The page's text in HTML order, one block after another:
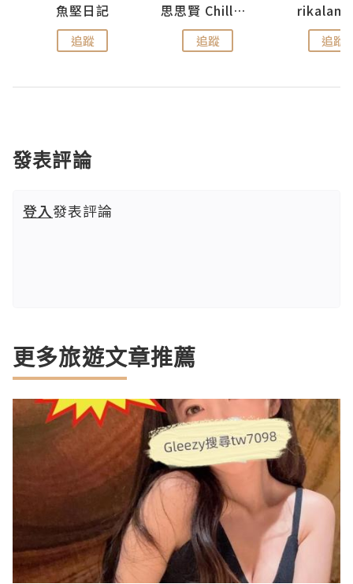
魚堅日記
追蹤
思思賢 ChillMyBabe
追蹤 追蹤
發表評論
登入發表評論
更多旅遊文章推薦